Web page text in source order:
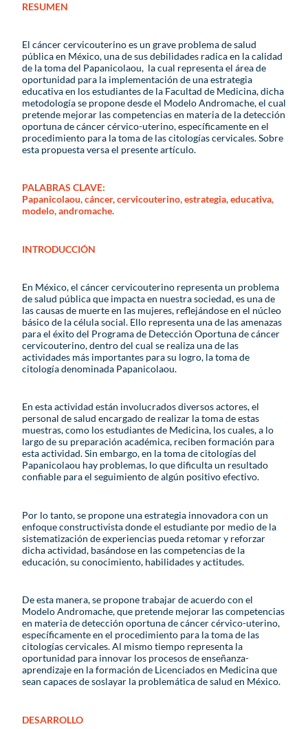
RESUMEN
El cáncer cervicouterino es un grave problema de salud
pública en México, una de sus debilidades radica en la calidad
de la toma del Papanicolaou, la cual representa el área de
oportunidad para la implementación de una estrategia
educativa en los estudiantes de la Facultad de Medicina, dicha
metodología se propone desde el Modelo Andromache, el cual
pretende mejorar las competencias en materia de la detección
oportuna de cáncer cérvico-uterino, específicamente en el
procedimiento para la toma de las citologías cervicales. Sobre
esta propuesta versa el presente artículo.
PALABRAS CLAVE:
Papanicolaou, cáncer, cervicouterino, estrategia, educativa,
modelo, andromache.
INTRODUCCIÓN
En México, el cáncer cervicouterino representa un problema
de salud pública que impacta en nuestra sociedad, es una de
las causas de muerte en las mujeres, reflejándose en el núcleo
básico de la célula social. Ello representa una de las amenazas
para el éxito del Programa de Detección Oportuna de cáncer
cervicouterino, dentro del cual se realiza una de las
actividades más importantes para su logro, la toma de
citología denominada Papanicolaou.
En esta actividad están involucrados diversos actores, el
personal de salud encargado de realizar la toma de estas
muestras, como los estudiantes de Medicina, los cuales, a lo
largo de su preparación académica, reciben formación para
esta actividad. Sin embargo, en la toma de citologías del
Papanicolaou hay problemas, lo que dificulta un resultado
confiable para el seguimiento de algún positivo efectivo.
Por lo tanto, se propone una estrategia innovadora con un
enfoque constructivista donde el estudiante por medio de la
sistematización de experiencias pueda retomar y reforzar
dicha actividad, basándose en las competencias de la
educación, su conocimiento, habilidades y actitudes.
De esta manera, se propone trabajar de acuerdo con el
Modelo Andromache, que pretende mejorar las competencias
en materia de detección oportuna de cáncer cérvico-uterino,
específicamente en el procedimiento para la toma de las
citologías cervicales. Al mismo tiempo representa la
oportunidad para innovar los procesos de enseñanza-
aprendizaje en la formación de Licenciados en Medicina que
sean capaces de soslayar la problemática de salud en México.
DESARROLLO